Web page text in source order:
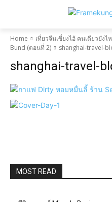
Home
เที่ยวจีนเซี่ยงไฮ้ คนเดียวยังไ
Bund (ตอนที่ 2)
shanghai-travel-
shanghai-travel-
MOST READ